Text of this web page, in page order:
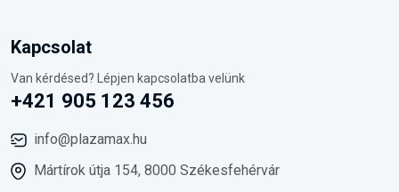
Kapcsolat
Van kérdésed? Lépjen kapcsolatba velünk
+421 905 123 456
info@plazamax.hu
Mártírok útja 154, 8000 Székesfehérvár